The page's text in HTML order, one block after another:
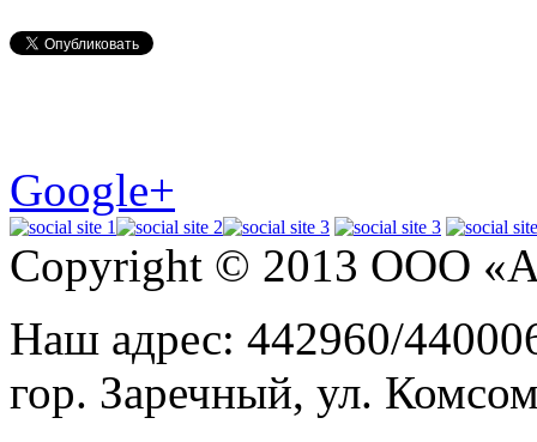
Google+
Copyright © 2013 ООО
Наш адрес: 442960/
гор. Заречный, ул.